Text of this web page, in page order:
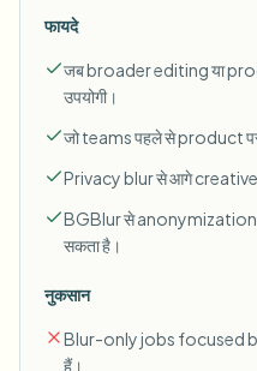
फायदे
जब broader editing या
उपयोगी।
जो teams पहले से product
Privacy blur से आगे
BGBlur से anonymization के
सकता है।
नुकसान
Blur-only jobs focused
हैं।